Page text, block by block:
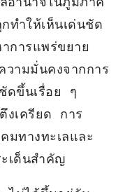
ทำให้เห็นเด่นชัด
ารแพร่ขยาย
วามมั่นคงจากการ
ดขึ้นเรื่อย ๆ
งเครียด การ
มทางทะเลและ
ะเด็นสำคัญ